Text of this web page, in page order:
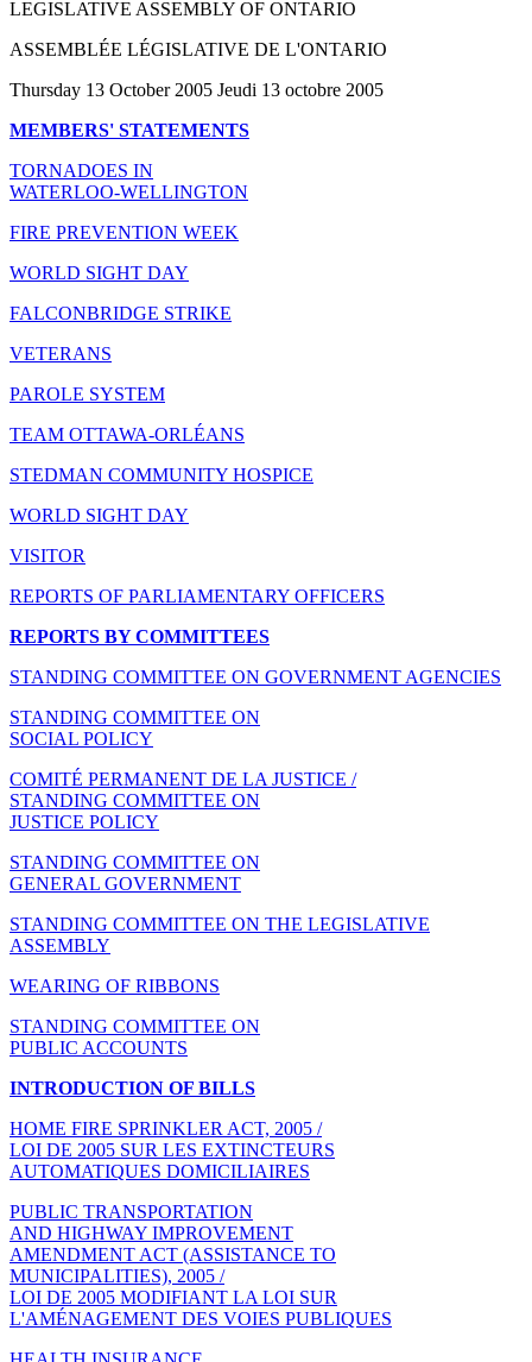
LEGISLATIVE ASSEMBLY OF ONTARIO
ASSEMBLÉE LÉGISLATIVE DE L'ONTARIO
Thursday 13 October 2005 Jeudi 13 octobre 2005
MEMBERS' STATEMENTS
TORNADOES IN
WATERLOO-WELLINGTON
FIRE PREVENTION WEEK
WORLD SIGHT DAY
FALCONBRIDGE STRIKE
VETERANS
PAROLE SYSTEM
TEAM OTTAWA-ORLÉANS
STEDMAN COMMUNITY HOSPICE
WORLD SIGHT DAY
VISITOR
REPORTS OF PARLIAMENTARY OFFICERS
REPORTS BY COMMITTEES
STANDING COMMITTEE ON GOVERNMENT AGENCIES
STANDING COMMITTEE ON
SOCIAL POLICY
COMITÉ PERMANENT DE LA JUSTICE /
STANDING COMMITTEE ON
JUSTICE POLICY
STANDING COMMITTEE ON
GENERAL GOVERNMENT
STANDING COMMITTEE ON THE LEGISLATIVE
ASSEMBLY
WEARING OF RIBBONS
STANDING COMMITTEE ON
PUBLIC ACCOUNTS
INTRODUCTION OF BILLS
HOME FIRE SPRINKLER ACT, 2005 /
LOI DE 2005 SUR LES EXTINCTEURS
AUTOMATIQUES DOMICILIAIRES
PUBLIC TRANSPORTATION
AND HIGHWAY IMPROVEMENT
AMENDMENT ACT (ASSISTANCE TO
MUNICIPALITIES), 2005 /
LOI DE 2005 MODIFIANT LA LOI SUR
L'AMÉNAGEMENT DES VOIES PUBLIQUES